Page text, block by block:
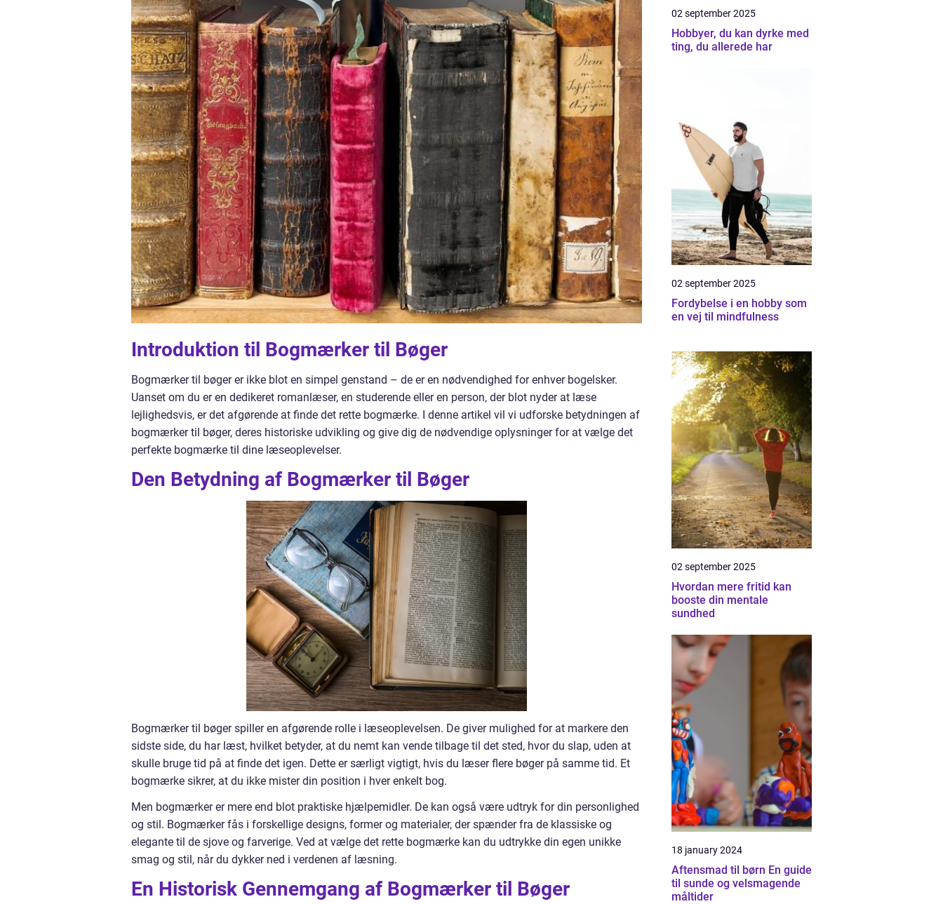
Introduktion til Bogmærker til Bøger
Bogmærker til bøger er ikke blot en simpel genstand – de er en nødvendighed for enhver bogelsker.
Uanset om du er en dedikeret romanlæser, en studerende eller en person, der blot nyder at læse
lejlighedsvis, er det afgørende at finde det rette bogmærke. I denne artikel vil vi udforske betydningen af
bogmærker til bøger, deres historiske udvikling og give dig de nødvendige oplysninger for at vælge det
perfekte bogmærke til dine læseoplevelser.
Den Betydning af Bogmærker til Bøger
Bogmærker til bøger spiller en afgørende rolle i læseoplevelsen. De giver mulighed for at markere den
sidste side, du har læst, hvilket betyder, at du nemt kan vende tilbage til det sted, hvor du slap, uden at
skulle bruge tid på at finde det igen. Dette er særligt vigtigt, hvis du læser flere bøger på samme tid. Et
bogmærke sikrer, at du ikke mister din position i hver enkelt bog.
Men bogmærker er mere end blot praktiske hjælpemidler. De kan også være udtryk for din personlighed
og stil. Bogmærker fås i forskellige designs, former og materialer, der spænder fra de klassiske og
elegante til de sjove og farverige. Ved at vælge det rette bogmærke kan du udtrykke din egen unikke
smag og stil, når du dykker ned i verdenen af læsning.
En Historisk Gennemgang af Bogmærker til Bøger
02 september 2025
Hobbyer, du kan dyrke med
ting, du allerede har
02 september 2025
Fordybelse i en hobby som
en vej til mindfulness
02 september 2025
Hvordan mere fritid kan
booste din mentale
sundhed
18 january 2024
Aftensmad til børn En guide
til sunde og velsmagende
måltider